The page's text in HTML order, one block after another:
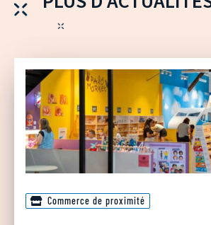
Commerce de proximité